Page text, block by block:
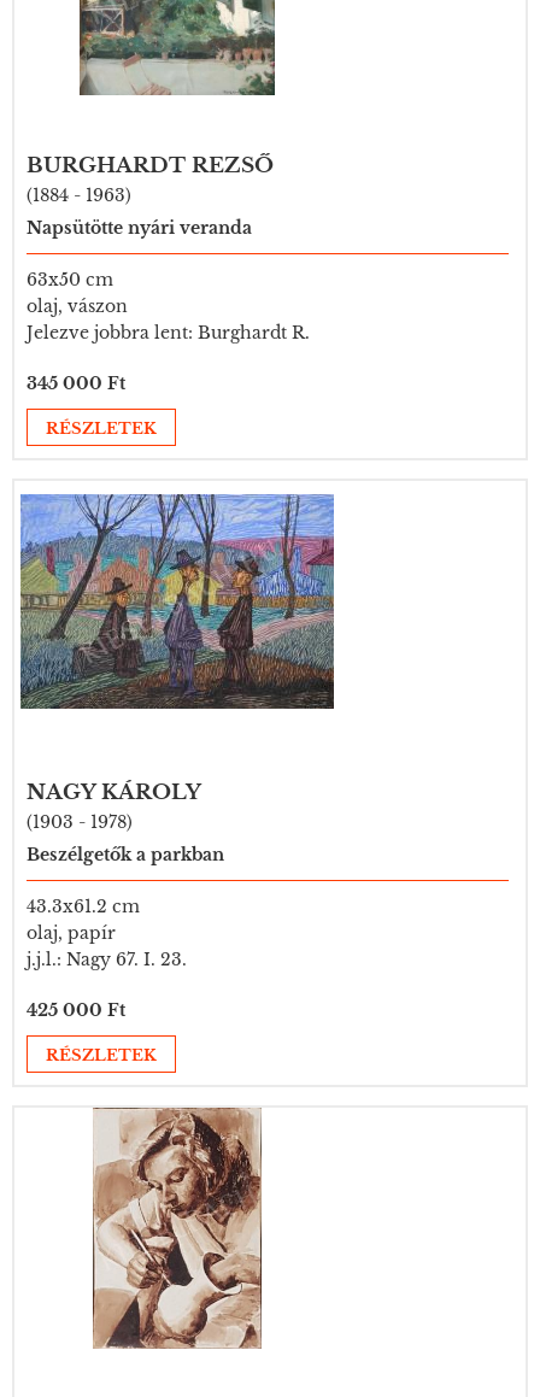
BURGHARDT REZSŐ
(1884 - 1963)
Napsütötte nyári veranda
63x50 cm
olaj, vászon
Jelezve jobbra lent: Burghardt R.
345 000 Ft
RÉSZLETEK
NAGY KÁROLY
(1903 - 1978)
Beszélgetők a parkban
43.3x61.2 cm
olaj, papír
j.j.l.: Nagy 67. I. 23.
425 000 Ft
RÉSZLETEK